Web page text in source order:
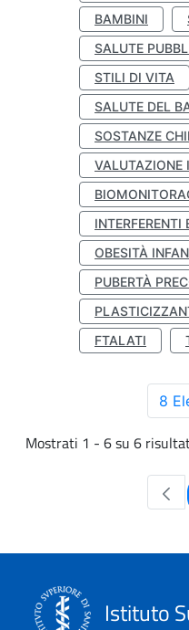
BAMBINI
SALUTE
STILI DI VITA
SALUTE DEL
SOSTANZE
VALUTAZIONE
INTERFERENTI
OBESITÀ
PUBERTÀ
FTALATI
8
Mostrati 1 - 6 su 6
Istituto